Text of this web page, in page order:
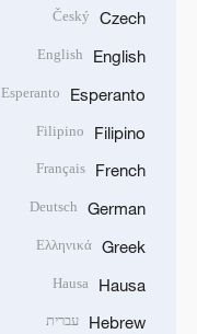
Czech
Český
English
English
Esperanto
Esperanto
Filipino
Filipino
French
Français
German
Deutsch
Greek
Ελληνικά
Hausa
Hausa
Hebrew עברית